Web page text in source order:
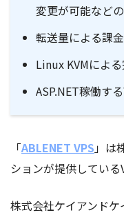
変更が可能など
転送量による課
Linux KVMによ
ASP.NET稼働す
「ABLENET VPS」は
ションが提供している
株式会社ケイアンド